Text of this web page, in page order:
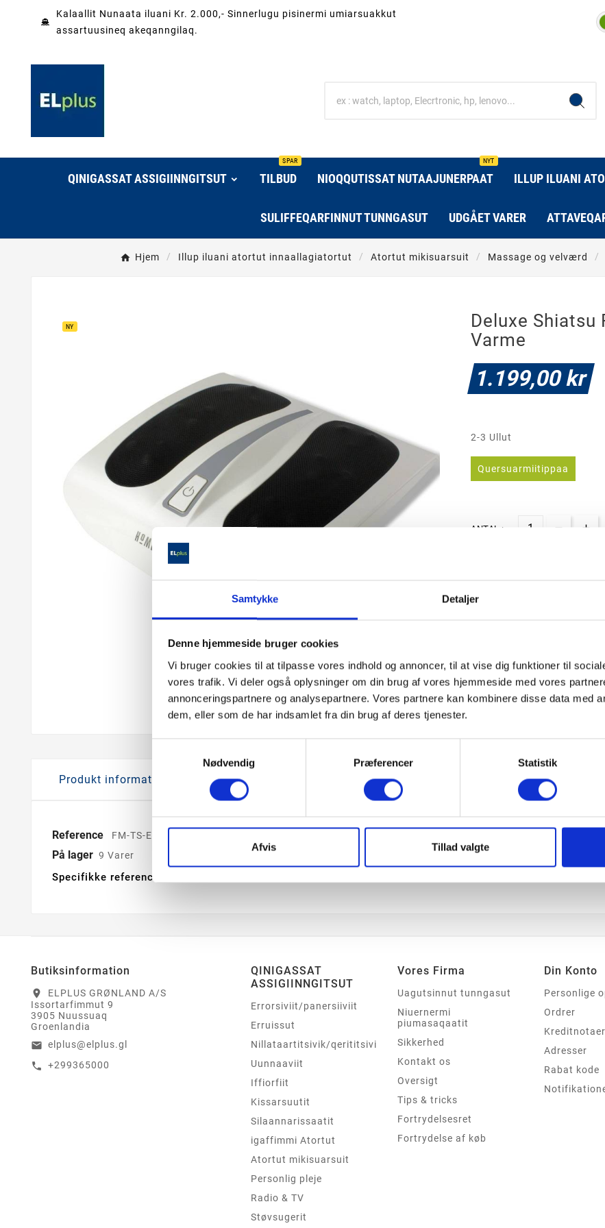
Samtykke Detaljer
Denne hjemmeside bruger cookies
Vi bruger cookies til at tilpasse vores indhold og annoncer, til at vise dig funktioner til
vores trafik. Vi deler også oplysninger om din brug af vores hjemmeside med vores
annonceringspartnere og analysepartnere. Vores partnere kan kombinere disse data med
dem, eller som de har indsamlet fra din brug af deres tjenester.
Nødvendig
Præferencer Statistik
Afvis Tillad valgte
Kalaallit Nunaata iluani Kr. 2.000,- Sinnerlugu pisinermi umiarsuakkut
assartuusineq akeqanngilaq.
QINIGASSAT ASSIGIINNGITSUT TILBUD
SPAR
NIOQQUTISSAT NUTAAJUNERPAAT
NYT
ILLUP ILUANI
SULIFFEQARFINNUT TUNNGASUT UDGÅET VARER
Hjem Illup iluani atortut innaallagiatortut Atortut mikisuarsuit Massage og velværd
NY
Deluxe Shiatsu
Varme
1.199,00 kr
2-3 Ullut
Quersuarmiitippaa
ANTAL :
Produkt information
Reference FM-TS-EU
På lager 9 Varer
Specifikke referencer
Butiksinformation
location_on
ELPLUS GRØNLAND A/S
Issortarfimmut 9
3905 Nuussuaq
Groenlandia
email elplus@elplus.gl
call +299365000
QINIGASSAT
ASSIGIINNGITSUT
Errorsiviit/panersiiviit
Erruissut
Nillataartitsivik/qerititsivik
Uunnaaviit
Iffiorfiit
Kissarsuutit
Silaannarissaatit
igaffimmi Atortut
Atortut mikisuarsuit
Personlig pleje
Radio & TV
Støvsugerit
Vores Firma
Uagutsinnut tunngasut
Niuernermi
piumasaqaatit
Sikkerhed
Kontakt os
Oversigt
Tips & tricks
Fortrydelsesret
Fortrydelse af køb
Din Konto
Personlige
Ordrer
Kreditnotaer
Adresser
Rabat kode